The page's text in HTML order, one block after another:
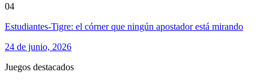
04
Estudiantes-Tigre: el córner que ningún apostador está mirando
24 de junio, 2026
Juegos destacados